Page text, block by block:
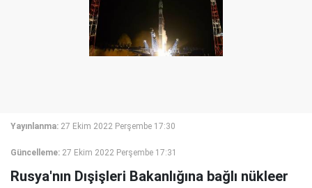
Yayınlanma: 27 Ekim 2022 Perşembe 17:30
Güncelleme: 27 Ekim 2022 Perşembe 17:31
Rusya'nın Dışişleri Bakanlığına bağlı nükleer